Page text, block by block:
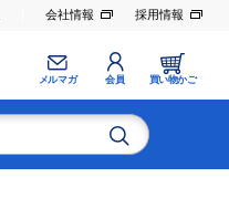
会社情報 採用情報
メルマガ 会員 買い物かご